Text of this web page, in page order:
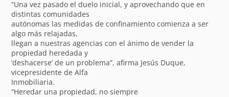
“Una vez pasado el duelo inicial, y aprovechando que en
distintas comunidades
autónomas las medidas de confinamiento comienza a ser
algo más relajadas,
llegan a nuestras agencias con el ánimo de vender la
propiedad heredada y
‘deshacerse’ de un problema”, afirma Jesús Duque,
vicepresidente de Alfa
Inmobiliaria.
“Heredar una propiedad, no siempre